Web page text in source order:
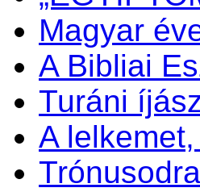
Magyar
A Bibliai
Turáni
A